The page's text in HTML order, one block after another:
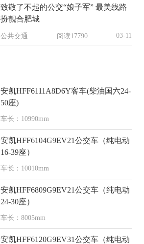
致敬了不起的公交“娘子军” 最美线路
扮靓合肥城
公共交通 阅读17790 03-11
安凯HFF6111A8D6Y客车(柴油国六24-
50座)
车长：10990mm
安凯HFF6104G9EV21公交车（纯电动
16-39座）
车长：10010mm
安凯HFF6809G9EV21公交车（纯电动
24-30座）
车长：8005mm
安凯HFF6120G9EV31公交车（纯电动